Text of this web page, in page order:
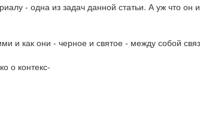
- одна из задач данной статьи. А уж что он
и как они - черное и святое - между собой
о контекс-